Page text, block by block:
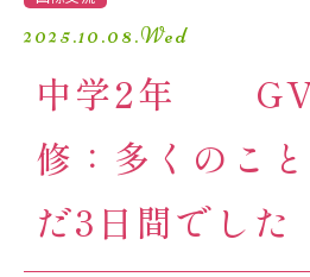
進路・進学
入試情報
受験生の方へ
2025.10.08.Wed
中学2年
修：多くのこ
だ3日間でした